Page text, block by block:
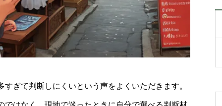
ぎて判断しにくいという声をよくいただきます。